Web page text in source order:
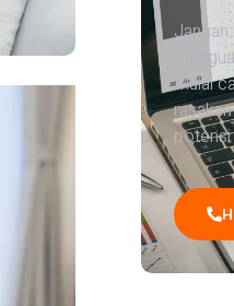
Mulai
potensi